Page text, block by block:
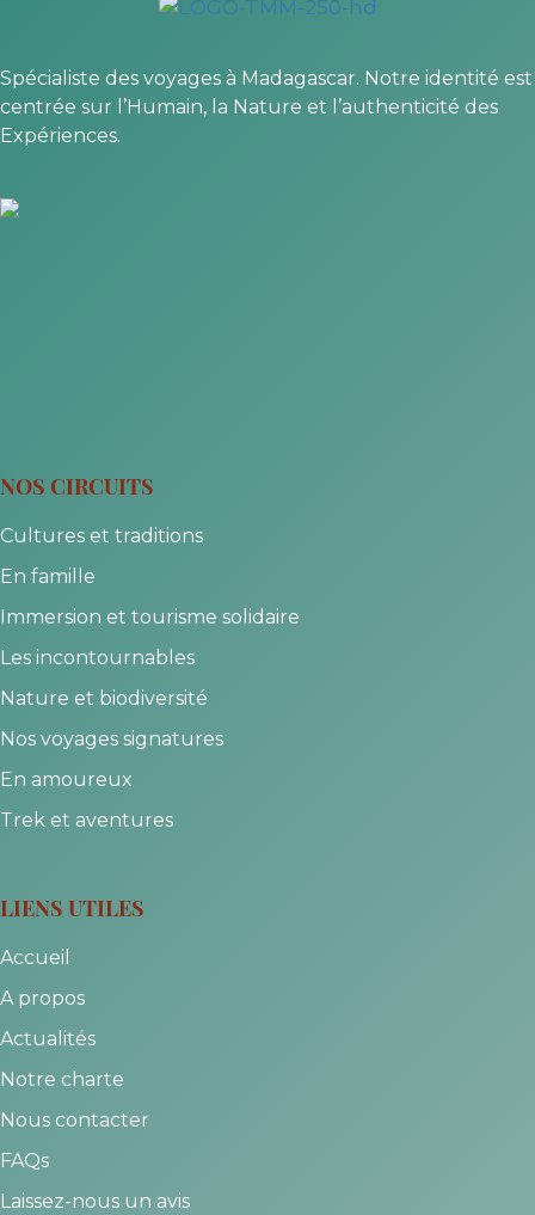
Spécialiste des voyages à Madagascar. Notre identité est
centrée sur l’Humain, la Nature et l’authenticité des
Expériences.
NOS CIRCUITS
Cultures et traditions
En famille
Immersion et tourisme solidaire
Les incontournables
Nature et biodiversité
Nos voyages signatures
En amoureux
Trek et aventures
LIENS UTILES
Accueil
A propos
Actualités
Notre charte
Nous contacter
FAQs
Laissez-nous un avis